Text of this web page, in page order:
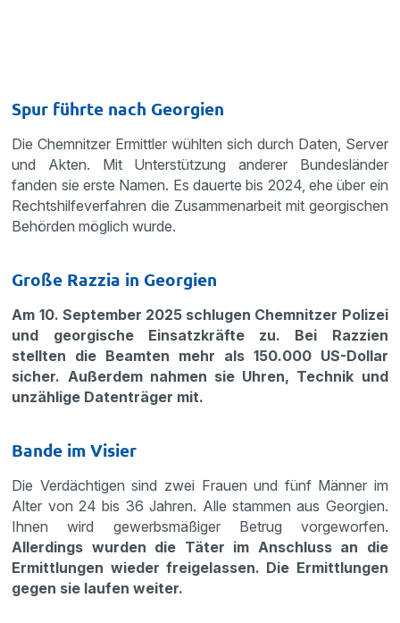
Spur führte nach Georgien
Die Chemnitzer Ermittler wühlten sich durch Daten, Server
und Akten. Mit Unterstützung anderer Bundesländer
fanden sie erste Namen. Es dauerte bis 2024, ehe über ein
Rechtshilfeverfahren die Zusammenarbeit mit georgischen
Behörden möglich wurde.
Große Razzia in Georgien
Am 10. September 2025 schlugen Chemnitzer Polizei
und georgische Einsatzkräfte zu. Bei Razzien
stellten die Beamten mehr als 150.000 US-Dollar
sicher. Außerdem nahmen sie Uhren, Technik und
unzählige Datenträger mit.
Bande im Visier
Die Verdächtigen sind zwei Frauen und fünf Männer im
Alter von 24 bis 36 Jahren. Alle stammen aus Georgien.
Ihnen wird gewerbsmäßiger Betrug vorgeworfen.
Allerdings wurden die Täter im Anschluss an die
Ermittlungen wieder freigelassen. Die Ermittlungen
gegen sie laufen weiter.